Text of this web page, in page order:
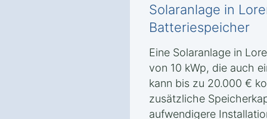
Solaranlage in
Batteriespeicher
Eine Solaranlage in
von 10 kWp, die auch
kann bis zu 20.000 €
zusätzliche
aufwendigere